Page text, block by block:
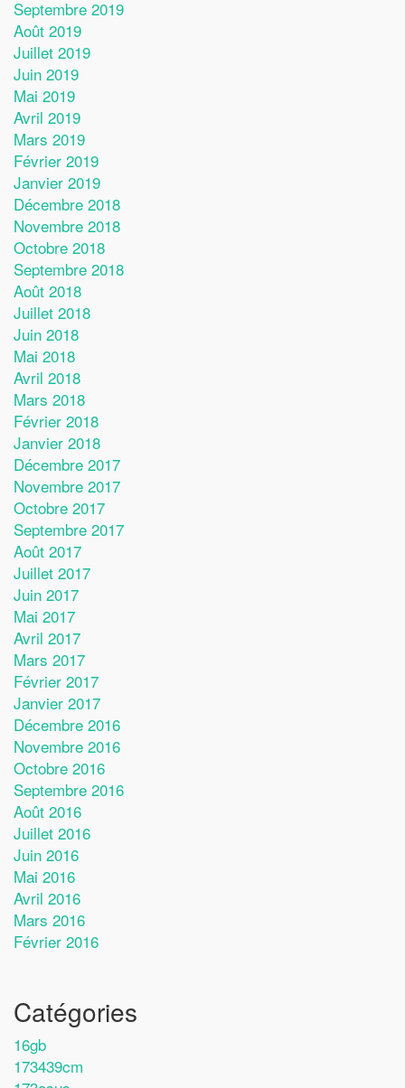
Septembre 2019
Août 2019
Juillet 2019
Juin 2019
Mai 2019
Avril 2019
Mars 2019
Février 2019
Janvier 2019
Décembre 2018
Novembre 2018
Octobre 2018
Septembre 2018
Août 2018
Juillet 2018
Juin 2018
Mai 2018
Avril 2018
Mars 2018
Février 2018
Janvier 2018
Décembre 2017
Novembre 2017
Octobre 2017
Septembre 2017
Août 2017
Juillet 2017
Juin 2017
Mai 2017
Avril 2017
Mars 2017
Février 2017
Janvier 2017
Décembre 2016
Novembre 2016
Octobre 2016
Septembre 2016
Août 2016
Juillet 2016
Juin 2016
Mai 2016
Avril 2016
Mars 2016
Février 2016
Catégories
16gb
173439cm